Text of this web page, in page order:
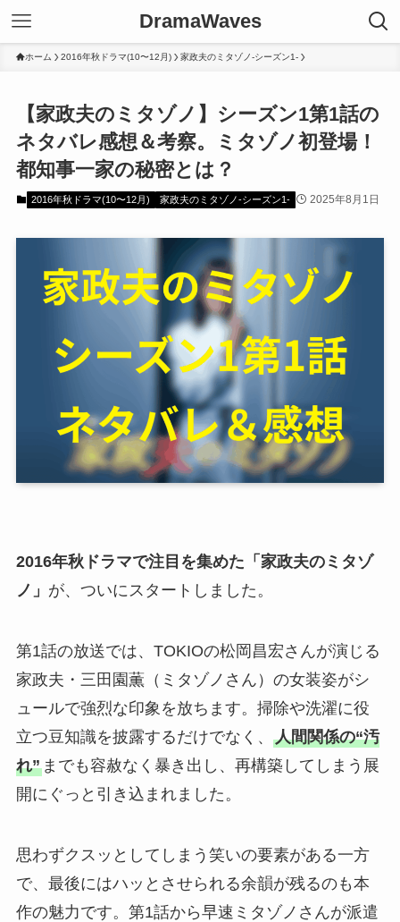
DramaWaves
ホーム 2016年秋ドラマ(10〜12月) 家政夫のミタゾノ-シーズン1-
【家政夫のミタゾノ】シーズン1第1話の
ネタバレ感想＆考察。ミタゾノ初登場！
都知事一家の秘密とは？
2016年秋ドラマ(10〜12月) 家政夫のミタゾノ-シーズン1- 2025年8月1日
2016年秋ドラマで注目を集めた「家政夫のミタゾ
ノ」 が、ついにスタートしました。
第1話の放送では、TOKIOの松岡昌宏さんが演じる
家政夫・三田園薫（ミタゾノさん）の女装姿がシ
ュールで強烈な印象を放ちます。掃除や洗濯に役
立つ豆知識を披露するだけでなく、 人間関係の“汚
れ”までも容赦なく暴き出し、再構築してしまう展
開にぐっと引き込まれました。
思わずクスッとしてしまう笑いの要素がある一方
で、最後にはハッとさせられる余韻が残るのも本
作の魅力です。第1話から早速ミタゾノさんが派遣